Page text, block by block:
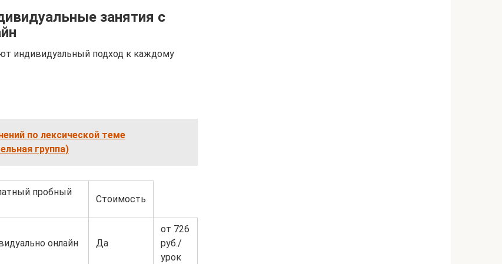
занятия с
индивидуальный подход к каждому
по лексической теме
группа)
пробный
Стоимость
онлайн Да
от 726
руб./
урок